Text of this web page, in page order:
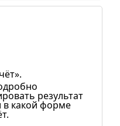
результат
в какой форме